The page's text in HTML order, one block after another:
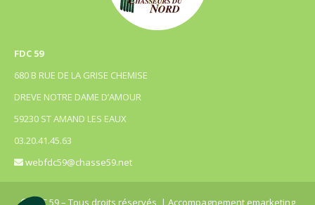
FDC 59
680 B RUE DE LA GRISE CHEMISE
DREVE NOTRE DAME D’AMOUR
59230 ST AMAND LES EAUX
03.20.41.45.63
webfdc59@chasse59.net
© FDC 59 – Tous droits réservés | Accompagnement emarketing